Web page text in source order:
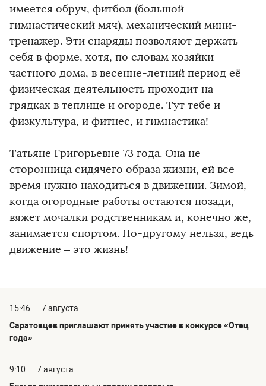
имеется обруч, фитбол (большой
гимнастический мяч), механический мини-
тренажер. Эти снаряды позволяют держать
себя в форме, хотя, по словам хозяйки
частного дома, в весенне-летний период её
физическая деятельность проходит на
грядках в теплице и огороде. Тут тебе и
физкультура, и фитнес, и гимнастика!
Татьяне Григорьевне 73 года. Она не
сторонница сидячего образа жизни, ей все
время нужно находиться в движении. Зимой,
когда огородные работы остаются позади,
вяжет мочалки родственникам и, конечно же,
занимается спортом. По-другому нельзя, ведь
движение – это жизнь!
15:46
7 августа
Саратовцев приглашают принять участие в конкурсе «Отец
года»
9:10
7 августа